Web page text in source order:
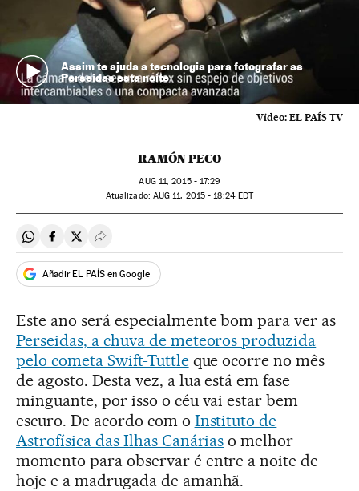
Assim te ajuda a tecnologia para fotografar as
Perseidas esta noite
Vídeo: EL PAÍS TV
RAMÓN PECO
AUG11, 2015 - 17:29
atualizado: AUG 11, 2015 - 18:24EDT
Compartir en Whatsapp
Compartir en Facebook
Compartir en Twitter
Desplegar Redes Sociales
Añadir EL PAÍS en Google
Este ano será especialmente bom para ver as
Perseidas, a chuva de meteoros produzida
pelo cometa Swift-Tuttleque ocorre no mês
de agosto. Desta vez, a lua está em fase
minguante, por isso o céu vai estar bem
escuro. De acordo com o Instituto de
Astrofísica das Ilhas Canárias o melhor
momento para observar é entre a noite de
hoje e a madrugada de amanhã.